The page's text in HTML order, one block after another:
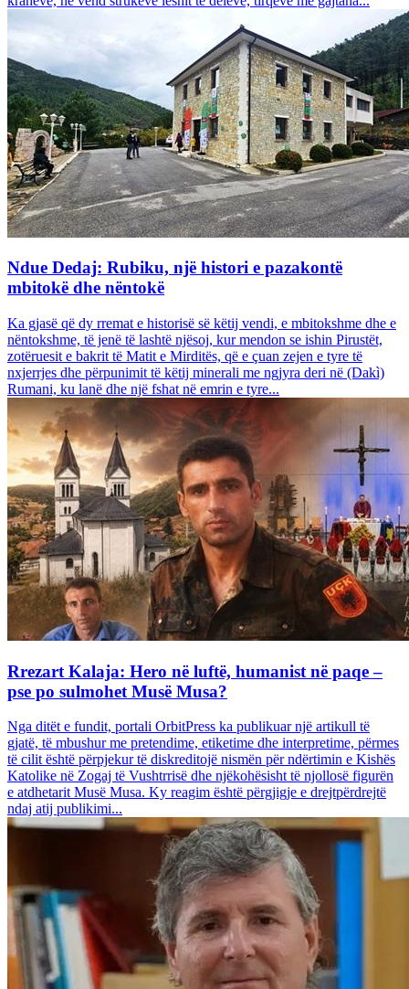
Ndue Dedaj: Rubiku, një histori e pazakontë
mbitokë dhe nëntokë
Ka gjasë që dy rremat e historisë së këtij vendi, e mbitokshme dhe e
nëntokshme, të jenë të lashtë njësoj, kur mendon se ishin Pirustët,
zotëruesit e bakrit të Matit e Mirditës, që e çuan zejen e tyre të
nxjerrjes dhe përpunimit të këtij minerali me ngjyra deri në (Dakì)
Rumani, ku lanë dhe një fshat në emrin e tyre...
Rrezart Kalaja: Hero në luftë, humanist në paqe –
pse po sulmohet Musë Musa?
Nga ditët e fundit, portali OrbitPress ka publikuar një artikull të
gjatë, të mbushur me pretendime, etiketime dhe interpretime, përmes
të cilit është përpjekur të diskreditojë nismën për ndërtimin e Kishës
Katolike në Zogaj të Vushtrrisë dhe njëkohësisht të njollosë figurën
e atdhetarit Musë Musa. Ky reagim është përgjigje e drejtpërdrejtë
ndaj atij publikimi...